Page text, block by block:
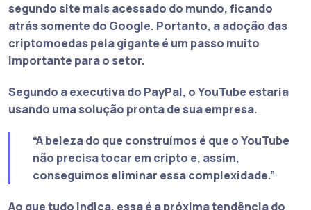
segundo site mais acessado do mundo, ficando
atrás somente do Google. Portanto, a adoção das
criptomoedas pela gigante é um passo muito
importante para o setor.
Segundo a executiva do PayPal, o YouTube estaria
usando uma solução pronta de sua empresa.
“A beleza do que construímos é que o YouTube
não precisa tocar em cripto e, assim,
conseguimos eliminar essa complexidade.”
Ao que tudo indica, essa é a próxima tendência do